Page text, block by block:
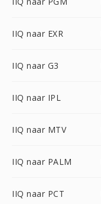
IIQ naar EXR
IIQ naar G3
IIQ naar IPL
IIQ naar MTV
IIQ naar PALM
IIQ naar PCT